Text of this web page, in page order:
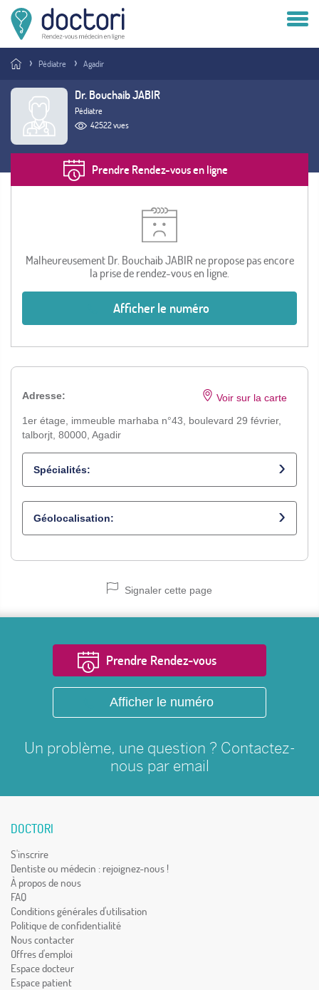
Compte médecin
Vous êtes médecin ?
Pédiatre Agadir
Dr. Bouchaib JABIR
Pédiatre
42522 vues
Prendre Rendez-vous en ligne
Malheureusement Dr. Bouchaib JABIR ne propose pas encore
la prise de rendez-vous en ligne.
Afficher le numéro
Adresse:
1er étage, immeuble marhaba n°43, boulevard 29 février,
talborjt, 80000, Agadir
Voir sur la carte
Spécialités:
Pédiatre
Géolocalisation:
Signaler cette page
Prendre Rendez-vous
Afficher le numéro
Un problème, une question ? Contactez-
nous par email
DOCTORI
S'inscrire
Dentiste ou médecin : rejoignez-nous !
À propos de nous
FAQ
Conditions générales d'utilisation
Politique de confidentialité
Nous contacter
Offres d'emploi
Espace docteur
Espace patient